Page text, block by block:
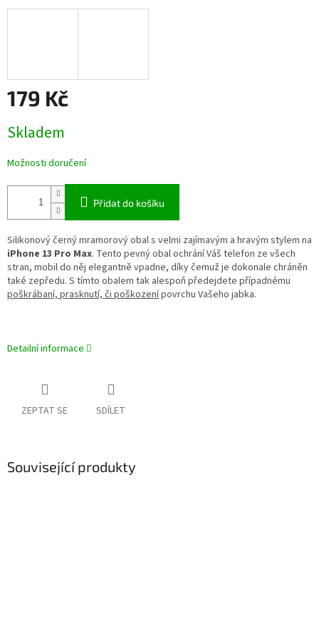
179 Kč
cena:
Skladem
Možnosti doručení
Přidat do košíku
Silikonový černý mramorový obal s velmi zajímavým a hravým stylem na
iPhone 13 Pro Max. Tento pevný obal ochrání Váš telefon ze všech
stran, mobil do něj elegantně vpadne, díky čemuž je dokonale chráněn
také zepředu. S tímto obalem tak alespoň předejdete případnému
poškrábaní, prasknutí, či poškozenípovrchu Vašeho jabka.
Detailní informace
ZEPTAT SE SDÍLET
Související produkty